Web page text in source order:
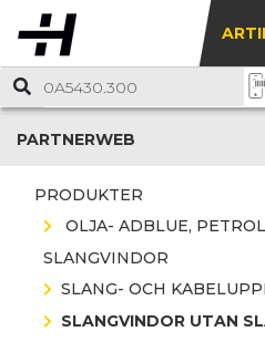
PARTNERWEB
PRODUKTER
OLJA- ADBLUE,
SLANGVINDOR
SLANG- OCH
SLANGVINDOR UTAN